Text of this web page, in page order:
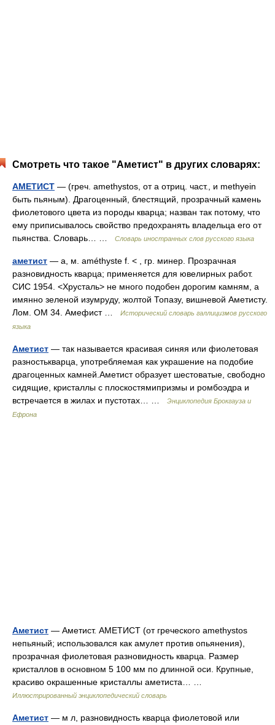
Смотреть что такое "Аметист" в других словарях:
АМЕТИСТ — (греч. amethystos, от a отриц. част., и methyein
быть пьяным). Драгоценный, блестящий, прозрачный камень
фиолетового цвета из породы кварца; назван так потому, что
ему приписывалось свойство предохранять владельца его от
пьянства. Словарь… …
Словарь иностранных слов русского языка
аметист — а, м. améthyste f. < , гр. минер. Прозрачная
разновидность кварца; применяется для ювелирных работ.
СИС 1954. <Хрусталь> не много подобен дорогим камням, а
имянно зеленой изумруду, жолтой Топазу, вишневой Аметисту.
Лом. ОМ 34. Амефист …
Исторический словарь галлицизмов русского
языка
Аметист — так называется красивая синяя или фиолетовая
разностькварца, употребляемая как украшение на подобие
драгоценных камней.Аметист образует шестоватые, свободно
сидящие, кристаллы с плоскостямипризмы и ромбоэдра и
встречается в жилах и пустотах… …
Энциклопедия Брокгауза и
Ефрона
Аметист — Аметист. АМЕТИСТ (от греческого amеthystos
непьяный; использовался как амулет против опьянения),
прозрачная фиолетовая разновидность кварца. Размер
кристаллов в основном 5 100 мм по длинной оси. Крупные,
красиво окрашенные кристаллы аметиста… …
Иллюстрированный энциклопедический словарь
Аметист — м л, разновидность кварца фиолетовой или